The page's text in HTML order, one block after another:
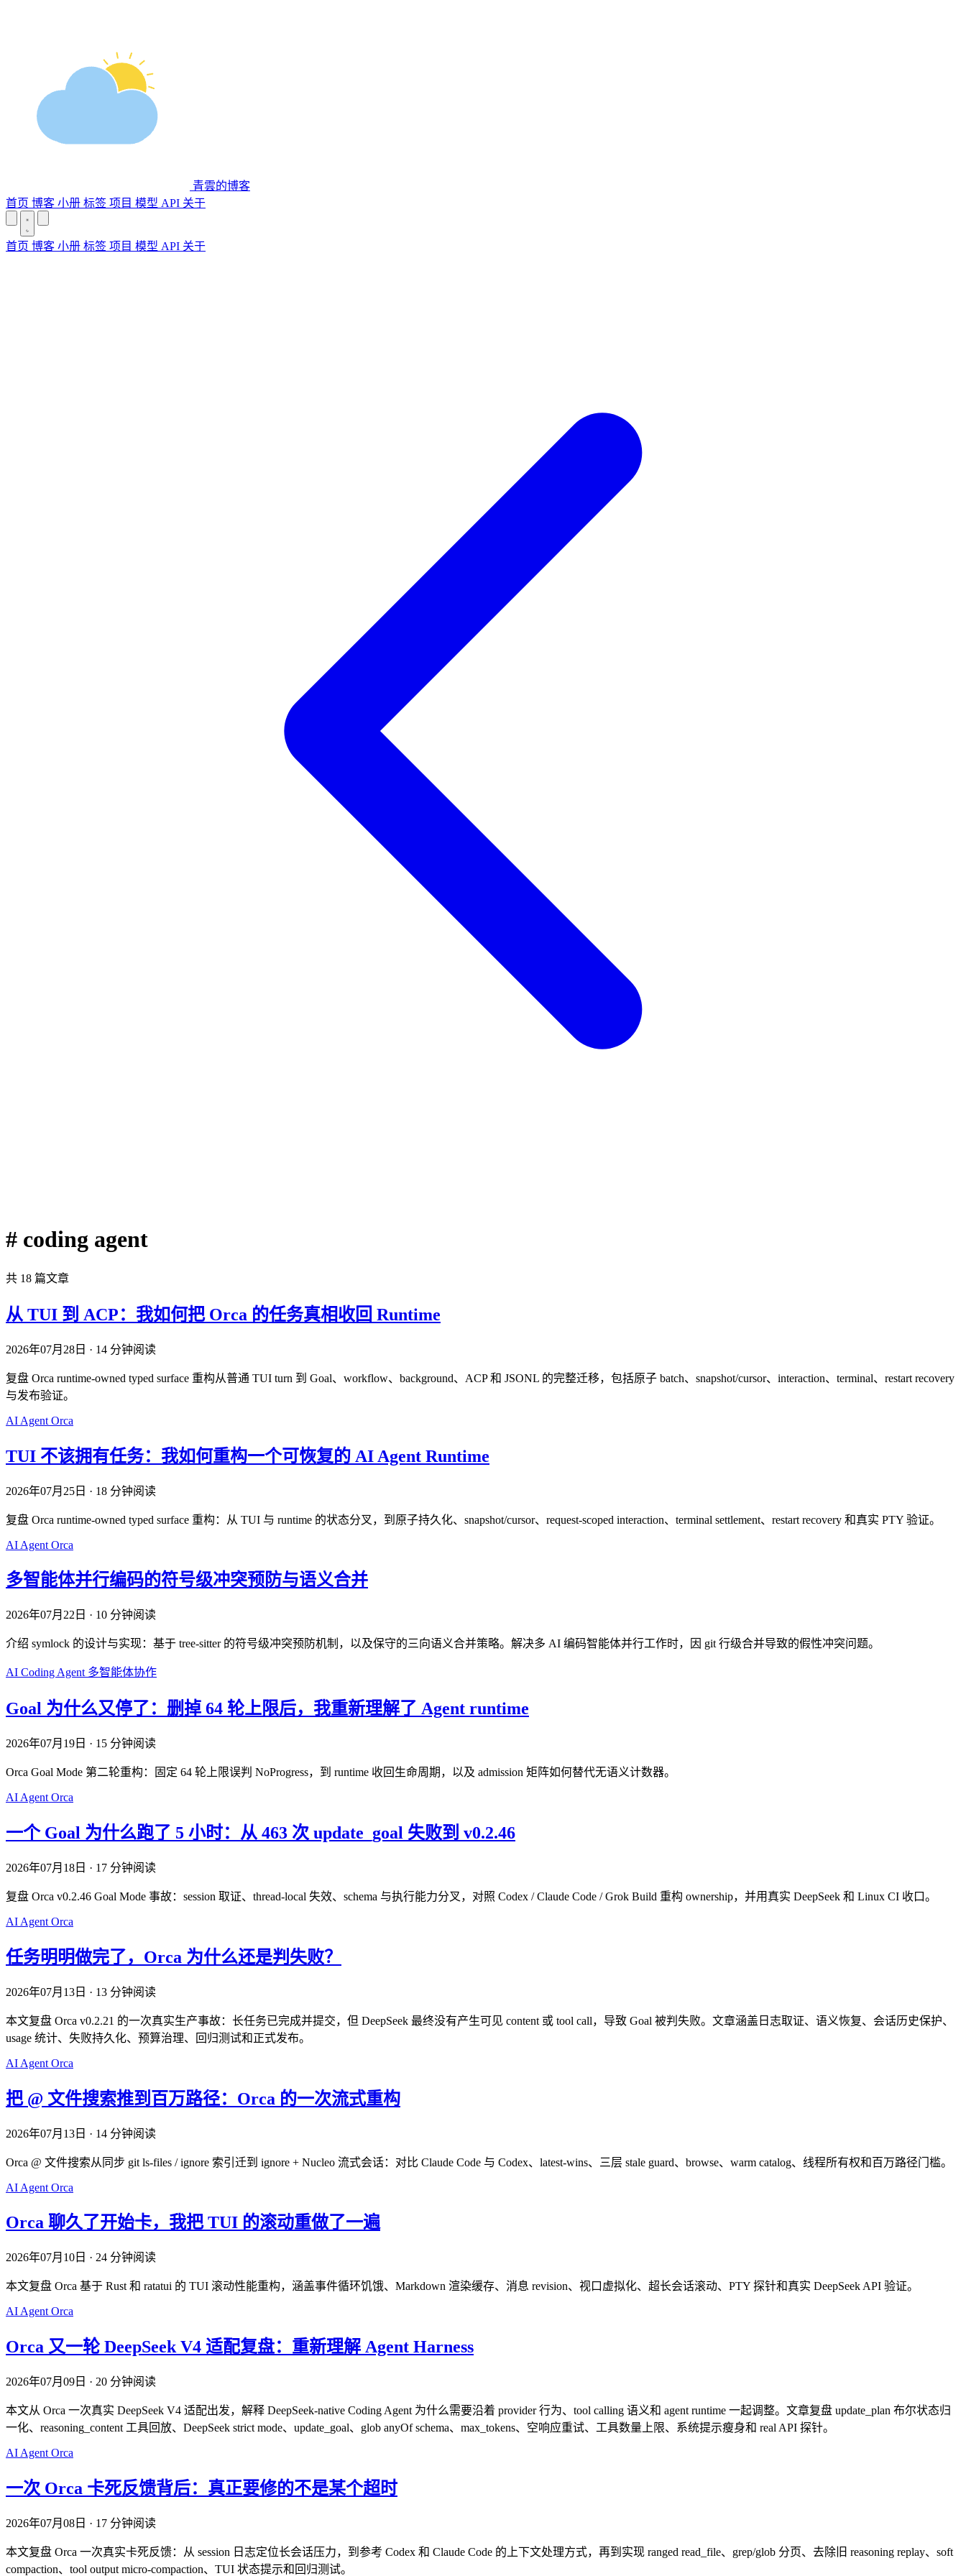
青雲的博客
首页 博客 小册 标签 项目 模型 API 关于
首页 博客 小册 标签 项目 模型 API 关于
# coding agent
共 18 篇文章
从 TUI 到 ACP：我如何把 Orca 的任务真相收回 Runtime
2026年07月28日 · 14 分钟阅读
复盘 Orca runtime-owned typed surface 重构从普通 TUI turn 到 Goal、workflow、background、ACP 和 JSONL 的完整迁移，包括原子 batch、snapshot/cursor、interaction、terminal、restart recovery
与发布验证。
AI Agent Orca
TUI 不该拥有任务：我如何重构一个可恢复的 AI Agent Runtime
2026年07月25日 · 18 分钟阅读
复盘 Orca runtime-owned typed surface 重构：从 TUI 与 runtime 的状态分叉，到原子持久化、snapshot/cursor、request-scoped interaction、terminal settlement、restart recovery 和真实 PTY 验证。
AI Agent Orca
多智能体并行编码的符号级冲突预防与语义合并
2026年07月22日 · 10 分钟阅读
介绍 symlock 的设计与实现：基于 tree-sitter 的符号级冲突预防机制，以及保守的三向语义合并策略。解决多 AI 编码智能体并行工作时，因 git 行级合并导致的假性冲突问题。
AI Coding Agent 多智能体协作
Goal 为什么又停了：删掉 64 轮上限后，我重新理解了 Agent runtime
2026年07月19日 · 15 分钟阅读
Orca Goal Mode 第二轮重构：固定 64 轮上限误判 NoProgress，到 runtime 收回生命周期，以及 admission 矩阵如何替代无语义计数器。
AI Agent Orca
一个 Goal 为什么跑了 5 小时：从 463 次 update_goal 失败到 v0.2.46
2026年07月18日 · 17 分钟阅读
复盘 Orca v0.2.46 Goal Mode 事故：session 取证、thread-local 失效、schema 与执行能力分叉，对照 Codex / Claude Code / Grok Build 重构 ownership，并用真实 DeepSeek 和 Linux CI 收口。
AI Agent Orca
任务明明做完了，Orca 为什么还是判失败？
2026年07月13日 · 13 分钟阅读
本文复盘 Orca v0.2.21 的一次真实生产事故：长任务已完成并提交，但 DeepSeek 最终没有产生可见 content 或 tool call，导致 Goal 被判失败。文章涵盖日志取证、语义恢复、会话历史保护、
usage 统计、失败持久化、预算治理、回归测试和正式发布。
AI Agent Orca
把 @ 文件搜索推到百万路径：Orca 的一次流式重构
2026年07月13日 · 14 分钟阅读
Orca @ 文件搜索从同步 git ls-files / ignore 索引迁到 ignore + Nucleo 流式会话：对比 Claude Code 与 Codex、latest-wins、三层 stale guard、browse、warm catalog、线程所有权和百万路径门槛。
AI Agent Orca
Orca 聊久了开始卡，我把 TUI 的滚动重做了一遍
2026年07月10日 · 24 分钟阅读
本文复盘 Orca 基于 Rust 和 ratatui 的 TUI 滚动性能重构，涵盖事件循环饥饿、Markdown 渲染缓存、消息 revision、视口虚拟化、超长会话滚动、PTY 探针和真实 DeepSeek API 验证。
AI Agent Orca
Orca 又一轮 DeepSeek V4 适配复盘：重新理解 Agent Harness
2026年07月09日 · 20 分钟阅读
本文从 Orca 一次真实 DeepSeek V4 适配出发，解释 DeepSeek-native Coding Agent 为什么需要沿着 provider 行为、tool calling 语义和 agent runtime 一起调整。文章复盘 update_plan 布尔状态归
一化、reasoning_content 工具回放、DeepSeek strict mode、update_goal、glob anyOf schema、max_tokens、空响应重试、工具数量上限、系统提示瘦身和 real API 探针。
AI Agent Orca
一次 Orca 卡死反馈背后：真正要修的不是某个超时
2026年07月08日 · 17 分钟阅读
本文复盘 Orca 一次真实卡死反馈：从 session 日志定位长会话压力，到参考 Codex 和 Claude Code 的上下文处理方式，再到实现 ranged read_file、grep/glob 分页、去除旧 reasoning replay、soft
compaction、tool output micro-compaction、TUI 状态提示和回归测试。